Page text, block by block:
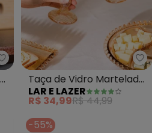
Lar e Lazer - Açucareiro com
Taça de Vidro Martelado
Petra Âmbar
LAR E LAZER
R$ 34,99R$ 44,99
-55%